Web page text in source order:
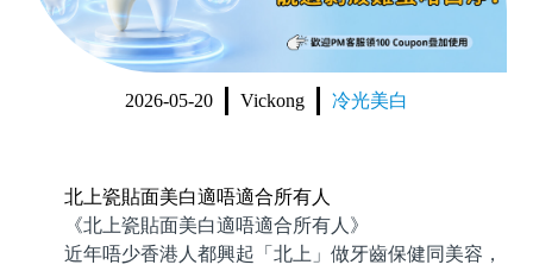
箍牙 orthodontics
收費標準 change standard
2026-05-20 Vickong 冷光美白
北上瓷貼面美白適唔適合所有人
《北上瓷貼面美白適唔適合所有人》
近年唔少香港人都興起「北上」做牙齒保健同美容，